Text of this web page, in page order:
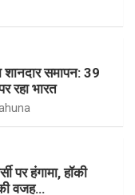
समापन: 39
रहा भारत
पर हंगामा, हॉकी
वजह…